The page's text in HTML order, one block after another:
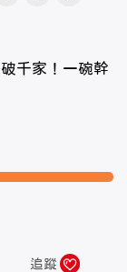
追蹤
千家！一碗幹